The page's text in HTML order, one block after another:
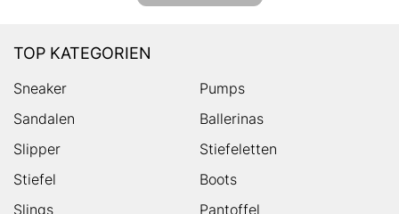
TOP KATEGORIEN
Sneaker
Pumps
Sandalen
Ballerinas
Slipper
Stiefeletten
Stiefel
Boots
Slings
Pantoffel